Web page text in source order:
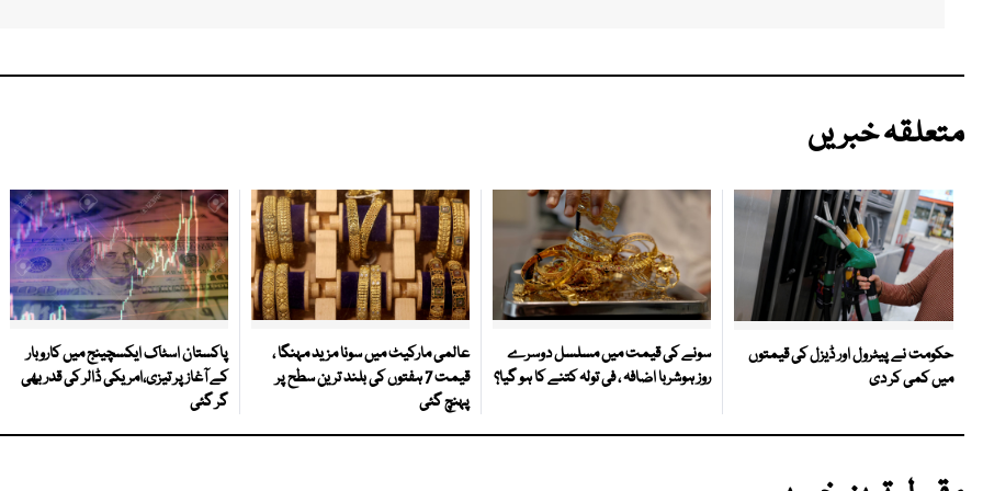
متعلقہ خبریں
حکومت نے پیٹرول اور ڈیزل کی قیمتوں
میں کمی کر دی
سونے کی قیمت میں مسلسل دوسرے
روز ہوشربا اضافہ ، فی تولہ کتنے کا ہو گیا؟
عالمی مارکیٹ میں سونا مزید مہنگا ،
قیمت 7 ہفتوں کی بلند ترین سطح پر
پہنچ گئی
پاکستان اسٹاک ایکسچینج میں کاروبار
کے آغاز پر تیزی،امریکی ڈالر کی قدر بھی
گر گئی